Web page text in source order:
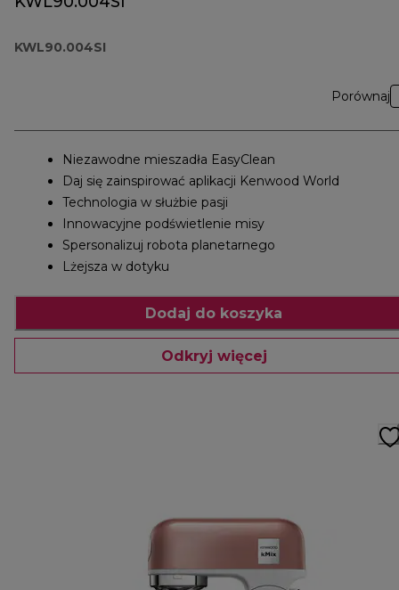
KWL90.004SI
Porównaj
Niezawodne mieszadła EasyClean
Daj się zainspirować aplikacji Kenwood World
Technologia w służbie pasji
Innowacyjne podświetlenie misy
Spersonalizuj robota planetarnego
Lżejsza w dotyku
Dodaj do koszyka
Odkryj więcej